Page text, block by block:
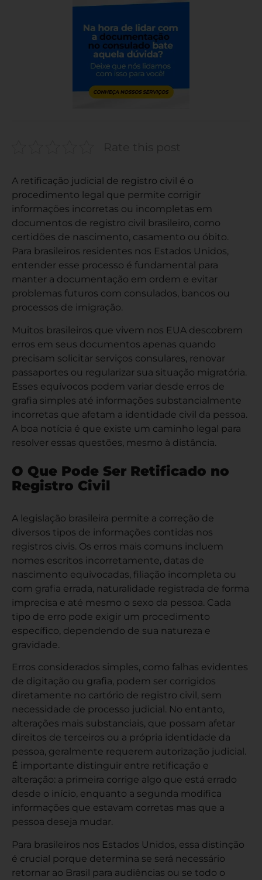
A retificação judicial de registro civil é o
procedimento legal que permite corrigir
informações incorretas ou incompletas em
documentos de registro civil brasileiro, como
certidões de nascimento, casamento ou óbito.
Para brasileiros residentes nos Estados Unidos,
entender esse processo é fundamental para
manter a documentação em ordem e evitar
problemas futuros com consulados, bancos ou
processos de imigração.
Muitos brasileiros que vivem nos EUA descobrem
erros em seus documentos apenas quando
precisam solicitar serviços consulares, renovar
passaportes ou regularizar sua situação migratória.
Esses equívocos podem variar desde erros de
grafia simples até informações substancialmente
incorretas que afetam a identidade civil da pessoa.
A boa notícia é que existe um caminho legal para
resolver essas questões, mesmo à distância.
O Que Pode Ser Retificado no
Registro Civil
A legislação brasileira permite a correção de
diversos tipos de informações contidas nos
registros civis. Os erros mais comuns incluem
nomes escritos incorretamente, datas de
nascimento equivocadas, filiação incompleta ou
com grafia errada, naturalidade registrada de forma
imprecisa e até mesmo o sexo da pessoa. Cada
tipo de erro pode exigir um procedimento
específico, dependendo de sua natureza e
gravidade.
Erros considerados simples, como falhas evidentes
de digitação ou grafia, podem ser corrigidos
diretamente no cartório de registro civil, sem
necessidade de processo judicial. No entanto,
alterações mais substanciais, que possam afetar
direitos de terceiros ou a própria identidade da
pessoa, geralmente requerem autorização judicial.
É importante distinguir entre retificação e
alteração: a primeira corrige algo que está errado
desde o início, enquanto a segunda modifica
informações que estavam corretas mas que a
pessoa deseja mudar.
Para brasileiros nos Estados Unidos, essa distinção
é crucial porque determina se será necessário
retornar ao Brasil para audiências ou se todo o